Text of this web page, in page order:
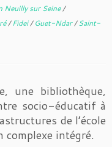
Neuilly sur Seine/
/Fidei/Guet-Ndar/Saint-
une bibliothèque,
socio-éducatif à
de l’école
intégré.